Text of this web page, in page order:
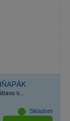
s...
Skladom